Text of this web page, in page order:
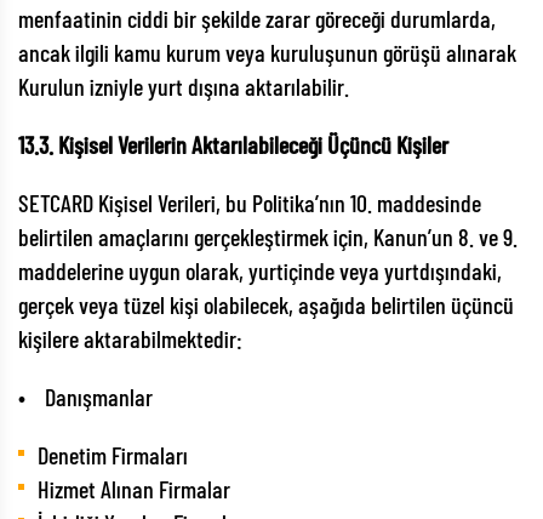
menfaatinin ciddi bir şekilde zarar göreceği durumlarda,
ancak ilgili kamu kurum veya kuruluşunun görüşü alınarak
Kurulun izniyle yurt dışına aktarılabilir.
13.3. Kişisel Verilerin Aktarılabileceği Üçüncü Kişiler
SETCARD Kişisel Verileri, bu Politika’nın 10. maddesinde
belirtilen amaçlarını gerçekleştirmek için, Kanun’un 8. ve 9.
maddelerine uygun olarak, yurtiçinde veya yurtdışındaki,
gerçek veya tüzel kişi olabilecek, aşağıda belirtilen üçüncü
kişilere aktarabilmektedir:
• Danışmanlar
Denetim Firmaları
Hizmet Alınan Firmalar